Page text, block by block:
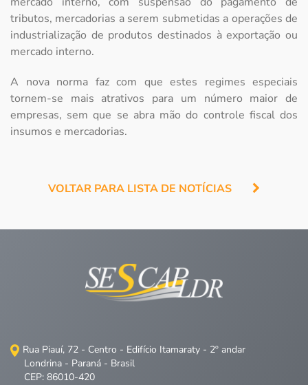
tributos, mercadorias a serem submetidas a operações de
industrialização de produtos destinados à exportação ou
mercado interno.
A nova norma faz com que estes regimes especiais
tornem-se mais atrativos para um número maior de
empresas, sem que se abra mão do controle fiscal dos
insumos e mercadorias.
VOLTAR PARA LISTA DE NOTÍCIAS
Rua Piauí, 72 - Centro - Edifício Itamaraty - 2º andar
Londrina - Paraná - Brasil
CEP: 86010-420